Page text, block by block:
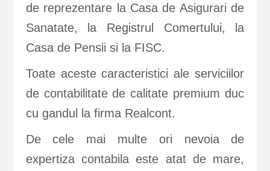
de reprezentare la Casa de Asigurari de
Sanatate, la Registrul Comertului, la
Casa de Pensii si la FISC.
Toate aceste caracteristici ale serviciilor
de contabilitate de calitate premium duc
cu gandul la firma Realcont.
De cele mai multe ori nevoia de
expertiza contabila este atat de mare,